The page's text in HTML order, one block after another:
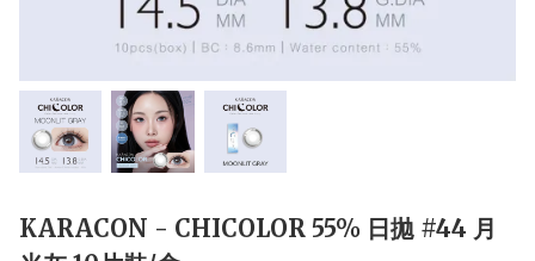
KARACON - CHICOLOR 55% 日拋 #44 月